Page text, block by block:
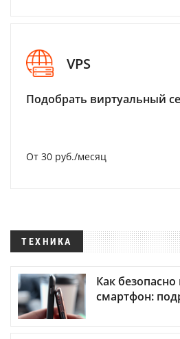
VPS
Подобрать виртуальный
От 30 руб./месяц
ТЕХНИКА
Как
смартфон: